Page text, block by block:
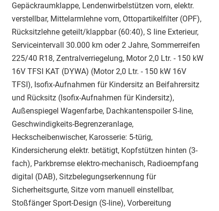
Gepäckraumklappe, Lendenwirbelstützen vorn, elektr.
verstellbar, Mittelarmlehne vorn, Ottopartikelfilter (OPF),
Rücksitzlehne geteilt/klappbar (60:40), S line Exterieur,
Serviceintervall 30.000 km oder 2 Jahre, Sommerreifen
225/40 R18, Zentralverriegelung, Motor 2,0 Ltr. - 150 kW
16V TFSI KAT (DYWA) (Motor 2,0 Ltr. - 150 kW 16V
TFSI), Isofix-Aufnahmen für Kindersitz an Beifahrersitz
und Rücksitz (Isofix-Aufnahmen für Kindersitz),
Außenspiegel Wagenfarbe, Dachkantenspoiler S-line,
Geschwindigkeits-Begrenzeranlage,
Heckscheibenwischer, Karosserie: 5-türig,
Kindersicherung elektr. betätigt, Kopfstützen hinten (3-
fach), Parkbremse elektro-mechanisch, Radioempfang
digital (DAB), Sitzbelegungserkennung für
Sicherheitsgurte, Sitze vorn manuell einstellbar,
Stoßfänger Sport-Design (S-line), Vorbereitung